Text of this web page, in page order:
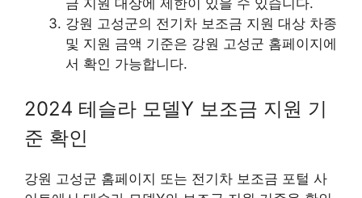
강원 고성군의 전기차 보조금 지원 대상 차종
및 지원 금액 기준은 강원 고성군 홈페이지에
서 확인 가능합니다.
2024 테슬라 모델Y 보조금 지원 기
준 확인
강원 고성군 홈페이지 또는 전기차 보조금 포털 사